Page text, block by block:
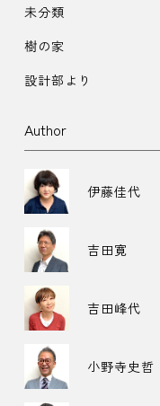
未分類
樹の家
設計部より
Author
伊藤佳代
吉田寛
吉田峰代
小野寺史哲